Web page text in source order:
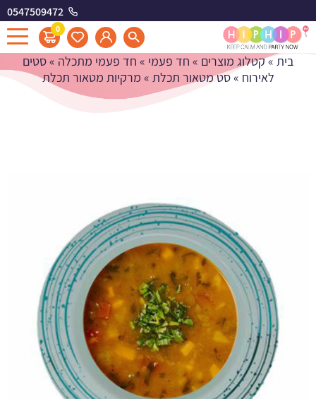
0547509472
0
מרקיות מטאור תכלת
בית»קטלוג מוצרים » חד פעמי » חד פעמי מתכלה »סטים
לאירוח »סט מטאור תכלת » מרקיות מטאור תכלת